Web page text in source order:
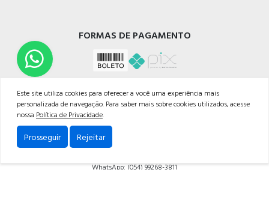
FORMAS DE PAGAMENTO
CELETRO CAXIAS MATERIAIS ELÉTRICOS LTDA
Rua Os Dezoito do Forte, 529 - Nossa Sra. de Lourdes, Caxias do Sul - RS, 95020-472
WhatsApp: (054) 99268-3811
Este site utiliza cookies para oferecer a você uma experiência mais
personalizada de navegação. Para saber mais sobre cookies utilizados, acesse
nossa Política de Privacidade.
Prosseguir Rejeitar